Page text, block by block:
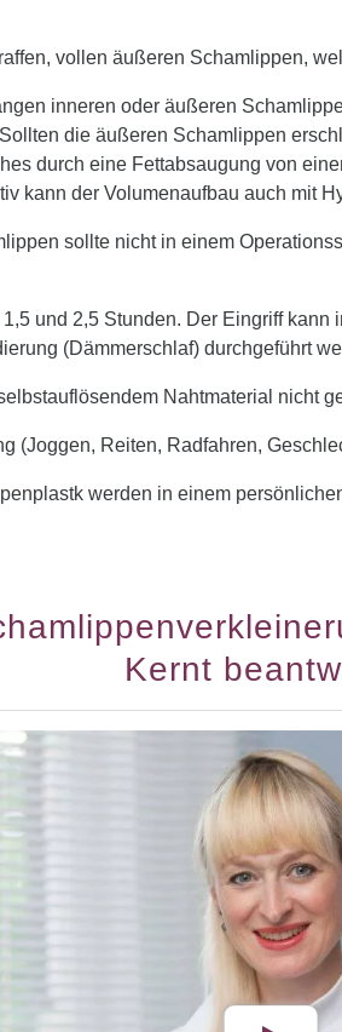
vollen äußeren Schamlippen,
inneren oder äußeren
die äußeren Schamlippen
durch eine Fettabsaugung von
kann der Volumenaufbau auch mit
sollte nicht in einem
und 2,5 Stunden. Der Eingriff
(Dämmerschlaf) durchgeführt
Nahtmaterial nicht
(Joggen, Reiten, Radfahren,
werden in einem
Kernt